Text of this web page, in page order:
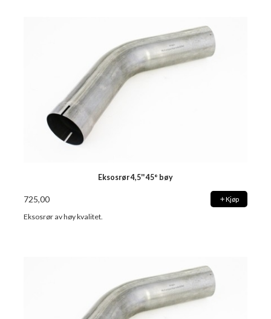
Eksosrør 4,5'' 45° bøy
725,00 Kjøp
Eksosrør av høy kvalitet.